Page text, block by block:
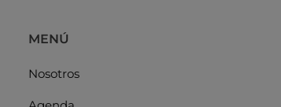
MENÚ
Nosotros